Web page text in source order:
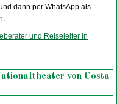
dann per WhatsApp als
und Reiseleiter in
von Costa